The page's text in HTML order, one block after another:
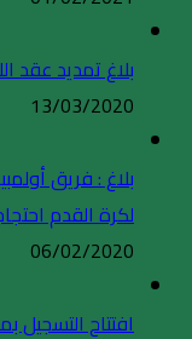
بلاغ تمديد عقد
13/03/2020
بلاغ : فريق
لكرة القدم
06/02/2020